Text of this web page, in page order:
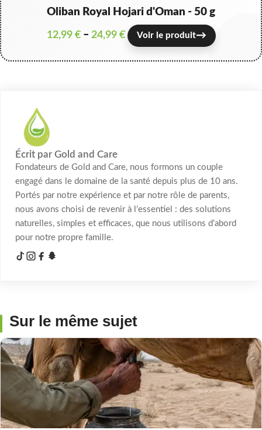
Oliban Royal Hojari d'Oman - 50 g
12,99 €– 24,99 € Voir le produit→
Écrit par Gold and Care
Fondateurs de Gold and Care, nous formons un couple
engagé dans le domaine de la santé depuis plus de 10 ans.
Portés par notre expérience et par notre rôle de parents,
nous avons choisi de revenir à l’essentiel : des solutions
naturelles, simples et efficaces, que nous utilisons d’abord
pour notre propre famille.
Sur le même sujet